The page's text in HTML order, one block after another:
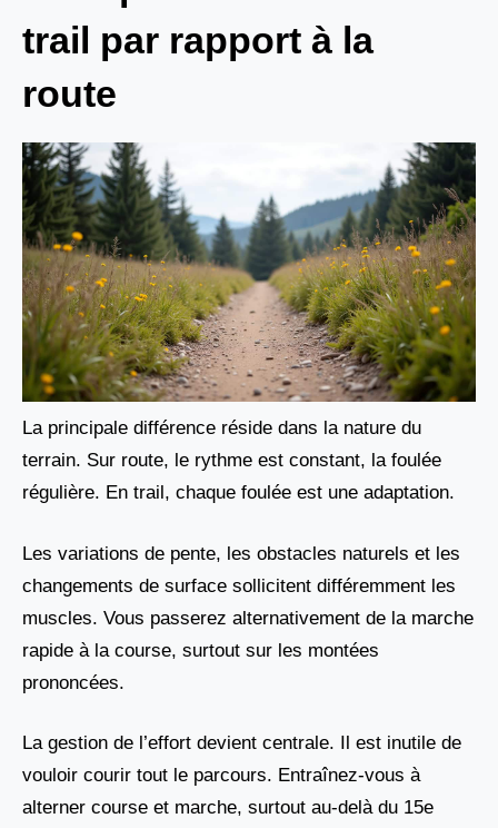
trail par rapport à la
route
La principale différence réside dans la nature du
terrain. Sur route, le rythme est constant, la foulée
régulière. En trail, chaque foulée est une adaptation.
Les variations de pente, les obstacles naturels et les
changements de surface sollicitent différemment les
muscles. Vous passerez alternativement de la marche
rapide à la course, surtout sur les montées
prononcées.
La gestion de l’effort devient centrale. Il est inutile de
vouloir courir tout le parcours. Entraînez-vous à
alterner course et marche, surtout au-delà du 15e